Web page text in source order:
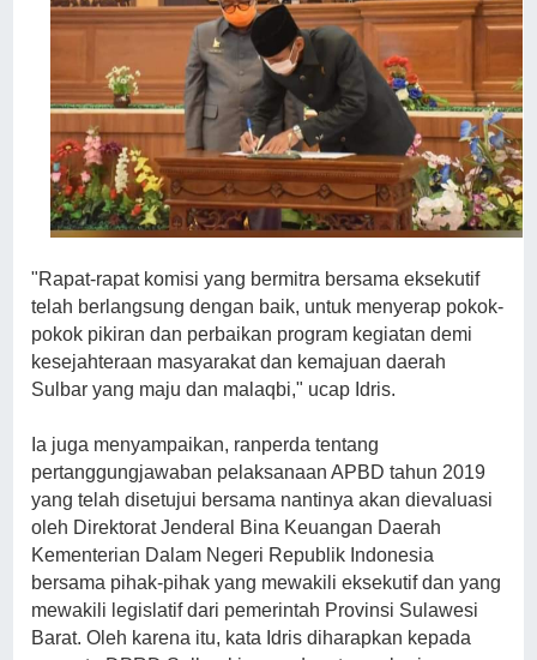
"Rapat-rapat komisi yang bermitra bersama eksekutif
telah berlangsung dengan baik, untuk menyerap pokok-
pokok pikiran dan perbaikan program kegiatan demi
kesejahteraan masyarakat dan kemajuan daerah
Sulbar yang maju dan malaqbi," ucap Idris.
Ia juga menyampaikan, ranperda tentang
pertanggungjawaban pelaksanaan APBD tahun 2019
yang telah disetujui bersama nantinya akan dievaluasi
oleh Direktorat Jenderal Bina Keuangan Daerah
Kementerian Dalam Negeri Republik Indonesia
bersama pihak-pihak yang mewakili eksekutif dan yang
mewakili legislatif dari pemerintah Provinsi Sulawesi
Barat. Oleh karena itu, kata Idris diharapkan kepada